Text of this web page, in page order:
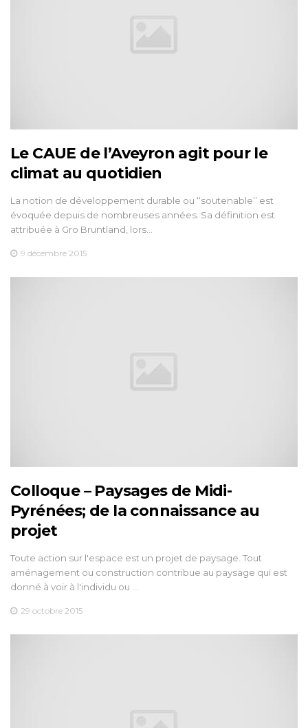
Le CAUE de l’Aveyron agit pour le
climat au quotidien
La notion de développement durable ou ‘‘soutenable’’ est
évoquée depuis de nombreuses années. Sa définition est
attribuée à Gro Bruntland, lors…
9 décembre 2015
Colloque – Paysages de Midi-
Pyrénées; de la connaissance au
projet
Toute action sur l'espace est un projet de paysage. Tout
aménagement ou construction contribue au paysage qui est
donné à voir à l'individu ou …
29 octobre 2015